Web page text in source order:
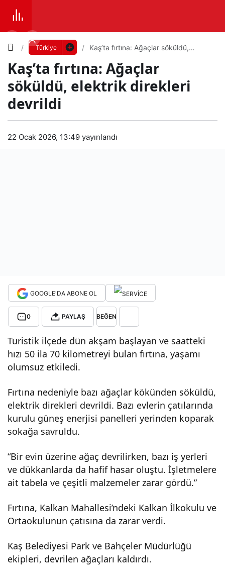
Türkiye
Kaş’ta fırtına: Ağaçlar söküldü,
Kaş’ta fırtına: Ağaçlar
söküldü, elektrik direkleri
devrildi
22 Ocak 2026, 13:49 yayınlandı
GOOGLE'DA ABONE OL
0 PAYLAŞ BEĞEN
Turistik ilçede dün akşam başlayan ve saatteki
hızı 50 ila 70 kilometreyi bulan fırtına, yaşamı
olumsuz etkiledi.
Fırtına nedeniyle bazı ağaçlar kökünden söküldü,
elektrik direkleri devrildi. Bazı evlerin çatılarında
kurulu güneş enerjisi panelleri yerinden koparak
sokağa savruldu.
“Bir evin üzerine ağaç devrilirken, bazı iş yerleri
ve dükkanlarda da hafif hasar oluştu. İşletmelere
ait tabela ve çeşitli malzemeler zarar gördü.”
Fırtına, Kalkan Mahallesi’ndeki Kalkan İlkokulu ve
Ortaokulunun çatısına da zarar verdi.
Kaş Belediyesi Park ve Bahçeler Müdürlüğü
ekipleri, devrilen ağaçları kaldırdı.
Kaş’
üldü
,
elek
dire
kleri
devr
Yazı
Boyutunu
0 PAYLAŞ